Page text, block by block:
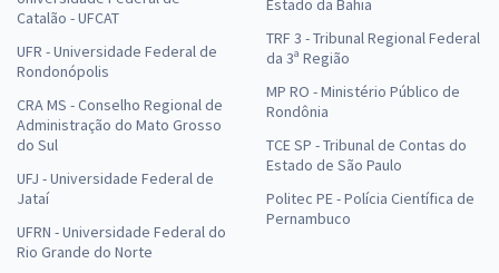
Catalão - UFCAT
UFR - Universidade Federal de
Rondonópolis
CRA MS - Conselho Regional de
Administração do Mato Grosso
do Sul
UFJ - Universidade Federal de
Jataí
UFRN - Universidade Federal do
Rio Grande do Norte
Estado da Bahia
TRF 3 - Tribunal Regional Federal
da 3ª Região
MP RO - Ministério Público de
Rondônia
TCE SP - Tribunal de Contas do
Estado de São Paulo
Politec PE - Polícia Científica de
Pernambuco